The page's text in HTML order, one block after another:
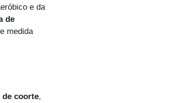
e da
de
medida
de coorte,